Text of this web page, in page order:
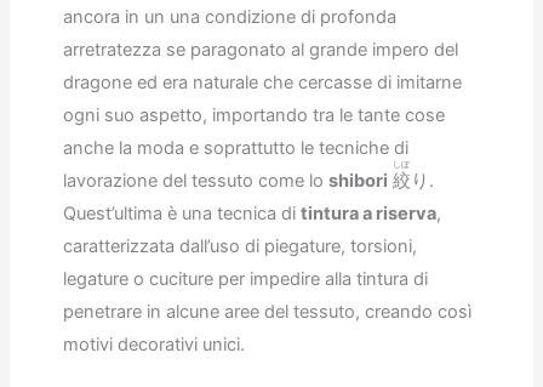
ancora in un una condizione di profonda
arretratezza se paragonato al grande impero del
dragone ed era naturale che cercasse di imitarne
ogni suo aspetto, importando tra le tante cose
anche la moda e soprattutto le tecniche di
lavorazione del tessuto come lo shibori 絞
しぼ
り.
Quest’ultima è una tecnica di tintura a riserva,
caratterizzata dall’uso di piegature, torsioni,
legature o cuciture per impedire alla tintura di
penetrare in alcune aree del tessuto, creando così
motivi decorativi unici.